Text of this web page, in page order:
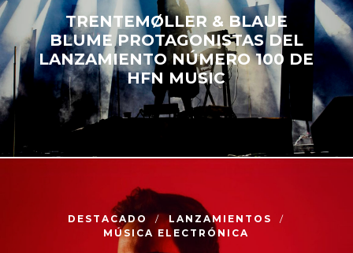
TRENTEMØLLER & BLAUE
BLUME PROTAGONISTAS DEL
LANZAMIENTO NÚMERO 100 DE
HFN MUSIC
DESTACADO
LANZAMIENTOS
MÚSICA ELECTRÓNICA